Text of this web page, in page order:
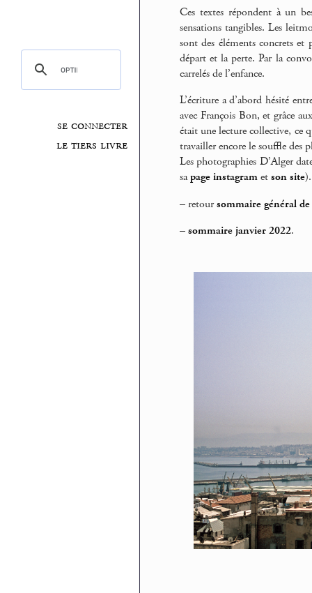
se connecter
le tiers livre
Ces textes répondent à un
sensations tangibles. Les
sont des éléments concrets
départ et la perte. Par la
carrelés de l’enfance.
L’écriture a d’abord hésité
avec François Bon, et grâce
était une lecture collective, ce
travailler encore le souffle des
Les photographies D’Alger
sapage instagrametson site).
–retoursommaire général
–sommaire janvier 2022.